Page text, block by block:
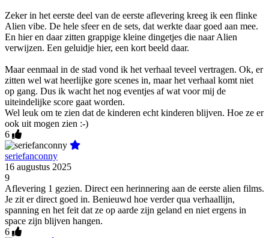
Zeker in het eerste deel van de eerste aflevering kreeg ik een flinke
Alien vibe. De hele sfeer en de sets, dat werkte daar goed aan mee.
En hier en daar zitten grappige kleine dingetjes die naar Alien
verwijzen. Een geluidje hier, een kort beeld daar.
Maar eenmaal in de stad vond ik het verhaal teveel vertragen. Ok, er
zitten wel wat heerlijke gore scenes in, maar het verhaal komt niet
op gang. Dus ik wacht het nog eventjes af wat voor mij de
uiteindelijke score gaat worden.
Wel leuk om te zien dat de kinderen echt kinderen blijven. Hoe ze er
ook uit mogen zien :-)
6
seriefanconny
16 augustus 2025
9
Aflevering 1 gezien. Direct een herinnering aan de eerste alien films.
Je zit er direct goed in. Benieuwd hoe verder qua verhaallijn,
spanning en het feit dat ze op aarde zijn geland en niet ergens in
space zijn blijven hangen.
6